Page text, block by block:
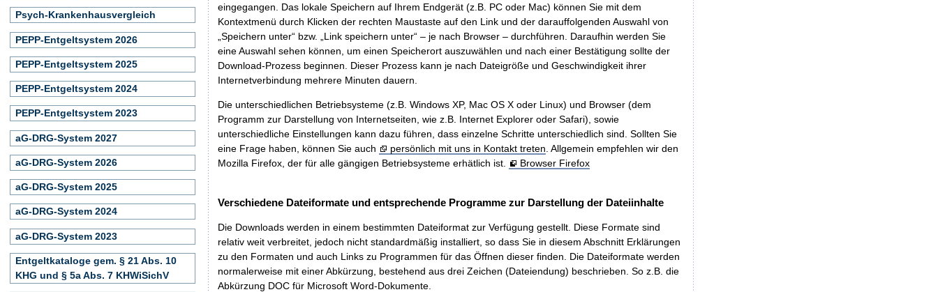
eingegangen. Das lokale Speichern auf Ihrem Endgerät (z.B. PC oder Mac) können Sie mit dem
Kontextmenü durch Klicken der rechten Maustaste auf den Link und der darauffolgenden Auswahl von
„Speichern unter“ bzw. „Link speichern unter“ – je nach Browser – durchführen. Daraufhin werden Sie
eine Auswahl sehen können, um einen Speicherort auszuwählen und nach einer Bestätigung sollte der
Download-Prozess beginnen. Dieser Prozess kann je nach Dateigröße und Geschwindigkeit ihrer
Internetverbindung mehrere Minuten dauern.
Die unterschiedlichen Betriebsysteme (z.B. Windows XP, Mac OS X oder Linux) und Browser (dem
Programm zur Darstellung von Internetseiten, wie z.B. Internet Explorer oder Safari), sowie
unterschiedliche Einstellungen kann dazu führen, dass einzelne Schritte unterschiedlich sind. Sollten Sie
eine Frage haben, können Sie auch
persönlich mit uns in Kontakt treten . Allgemein empfehlen wir den
Mozilla Firefox, der für alle gängigen Betriebsysteme erhätlich ist.
Browser Firefox
Verschiedene Dateiformate und entsprechende Programme zur Darstellung der Dateiinhalte
Die Downloads werden in einem bestimmten Dateiformat zur Verfügung gestellt. Diese Formate sind
relativ weit verbreitet, jedoch nicht standardmäßig installiert, so dass Sie in diesem Abschnitt Erklärungen
zu den Formaten und auch Links zu Programmen für das Öffnen dieser finden. Die Dateiformate werden
normalerweise mit einer Abkürzung, bestehend aus drei Zeichen (Dateiendung) beschrieben. So z.B. die
Abkürzung DOC für Microsoft Word-Dokumente.
Psych-Krankenhausvergleich
PEPP-Entgeltsystem 2026
PEPP-Entgeltsystem 2025
PEPP-Entgeltsystem 2024
PEPP-Entgeltsystem 2023
aG-DRG-System 2027
aG-DRG-System 2026
aG-DRG-System 2025
aG-DRG-System 2024
aG-DRG-System 2023
Entgeltkataloge gem. § 21 Abs. 10
KHG und § 5a Abs. 7 KHWiSichV